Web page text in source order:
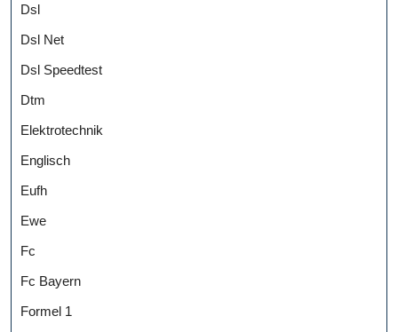
Dsl
Dsl Net
Dsl Speedtest
Dtm
Elektrotechnik
Englisch
Eufh
Ewe
Fc
Fc Bayern
Formel 1